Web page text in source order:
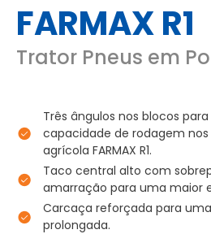
FARMAX R1
Trator Pneus em
Três ângulos nos blocos
capacidade de rodagem
agrícola FARMAX R1.
Taco central alto com
amarração para uma maior
Carcaça reforçada para
prolongada.